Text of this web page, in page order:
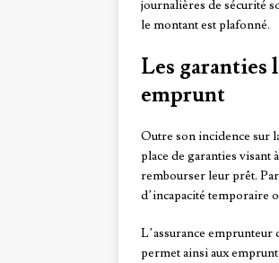
journalières de sécurité
le montant est plafonné.
Les garanties
emprunt
Outre son incidence sur
place de garanties visant
rembourser leur prêt.
d’incapacité temporaire
L’assurance
permet ainsi aux